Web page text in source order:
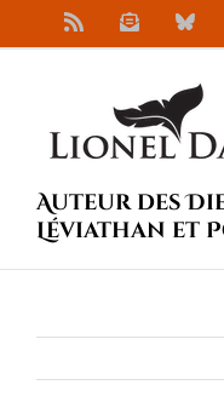
au
Newsletter
Auteur des
Léviathan et